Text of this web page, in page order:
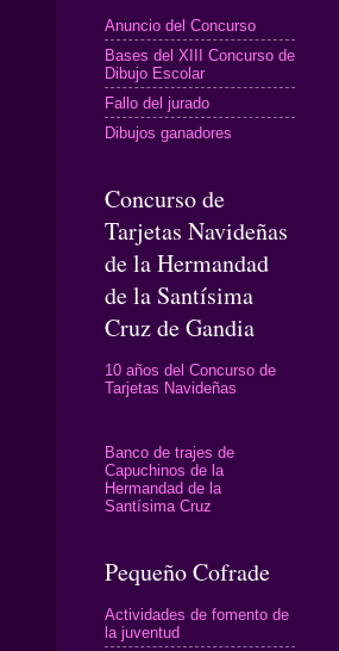
Anuncio del Concurso
Bases del XIII Concurso de
Dibujo Escolar
Fallo del jurado
Dibujos ganadores
Concurso de
Tarjetas Navideñas
de la Hermandad
de la Santísima
Cruz de Gandia
10 años del Concurso de
Tarjetas Navideñas
Banco de trajes de
Capuchinos de la
Hermandad de la
Santísima Cruz
Pequeño Cofrade
Actividades de fomento de
la juventud